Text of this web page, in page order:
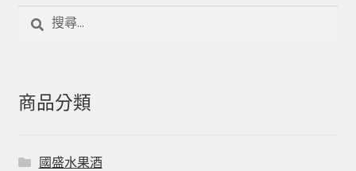
字:
商品分類
國盛水果酒